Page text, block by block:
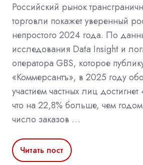
Российский рынок
торговли покажет уверенный
непростого 2024 года. По
исследования Data Insight и
оператора GBS, которое
«Коммерсантъ», в 2025 году
участием частных лиц
что на 22,8% больше, чем
число заказов …
Читать пост